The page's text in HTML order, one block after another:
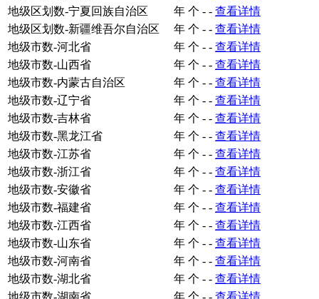
地级区划数-宁夏回族自治区
年 个 - - 查看详情
地级区划数-新疆维吾尔自治区
年 个 - - 查看详情
地级市数-河北省
年 个 - - 查看详情
地级市数-山西省
年 个 - - 查看详情
地级市数-内蒙古自治区
年 个 - - 查看详情
地级市数-辽宁省
年 个 - - 查看详情
地级市数-吉林省
年 个 - - 查看详情
地级市数-黑龙江省
年 个 - - 查看详情
地级市数-江苏省
年 个 - - 查看详情
地级市数-浙江省
年 个 - - 查看详情
地级市数-安徽省
年 个 - - 查看详情
地级市数-福建省
年 个 - - 查看详情
地级市数-江西省
年 个 - - 查看详情
地级市数-山东省
年 个 - - 查看详情
地级市数-河南省
年 个 - - 查看详情
地级市数-湖北省
年 个 - - 查看详情
地级市数-湖南省
年 个 - - 查看详情